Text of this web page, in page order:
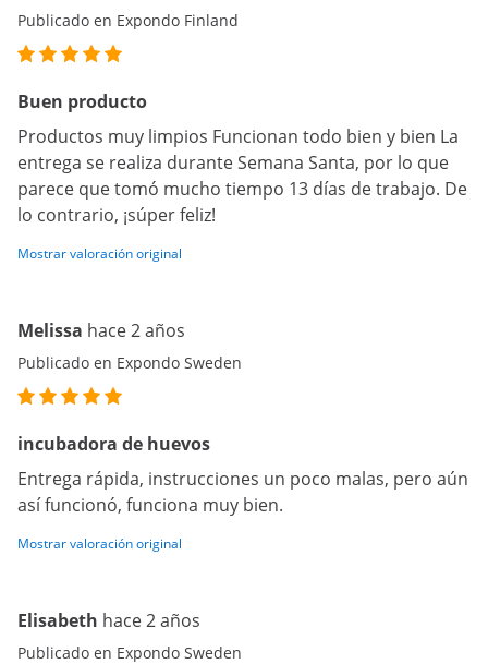
Publicado en Expondo Finland
Buen producto
Productos muy limpios Funcionan todo bien y bien La
entrega se realiza durante Semana Santa, por lo que
parece que tomó mucho tiempo 13 días de trabajo. De
lo contrario, ¡súper feliz!
Mostrar valoración original
Melissa hace 2 años
Publicado en Expondo Sweden
incubadora de huevos
Entrega rápida, instrucciones un poco malas, pero aún
así funcionó, funciona muy bien.
Mostrar valoración original
Elisabeth hace 2 años
Publicado en Expondo Sweden